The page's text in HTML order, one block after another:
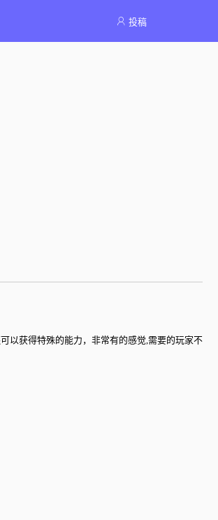
投稿
以获得特殊的能力，非常有的感觉,需要的玩家不